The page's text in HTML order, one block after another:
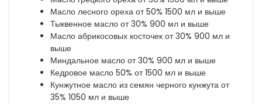
Масло лесного ореха от 50% 1500 мл и выше
Тыквенное масло от 30% 900 мл и выше
Масло абрикосовых косточек от 30% 900 мл и
выше
Миндальное масло от 30% 900 мл и выше
Кедровое масло 50% от 1500 мл и выше
Кунжутное масло из семян черного кунжута от
35% 1050 мл и выше